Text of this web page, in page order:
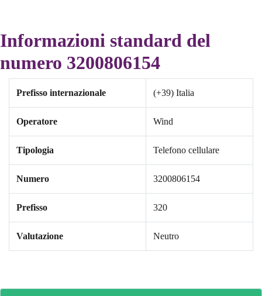
Informazioni standard del
numero 3200806154
Prefisso internazionale (+39) Italia
Operatore Wind
Tipologia Telefono cellulare
Numero 3200806154
Prefisso 320
Valutazione Neutro